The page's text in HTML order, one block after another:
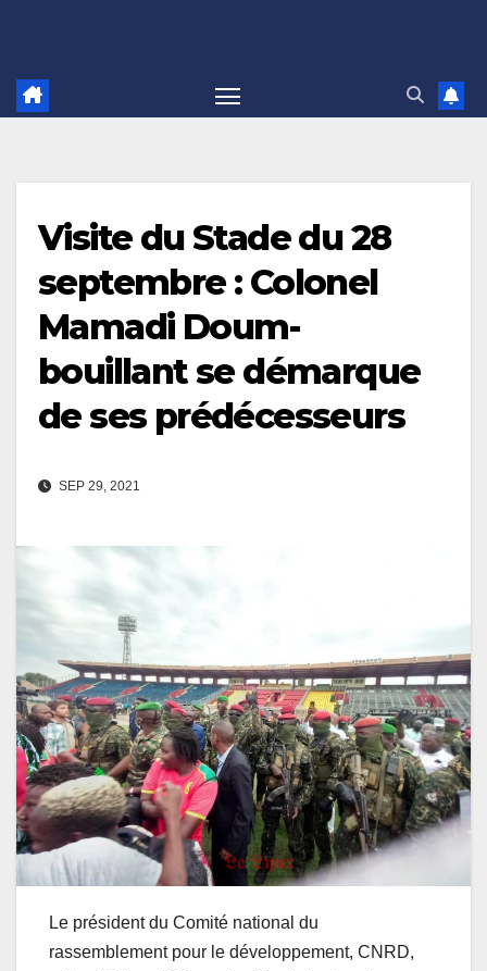
Visite du Stade du 28
septembre : Colonel
Mamadi Doum-
bouillant se démarque
de ses prédécesseurs
SEP 29, 2021
Le président du Comité national du
rassemblement pour le développement, CNRD,